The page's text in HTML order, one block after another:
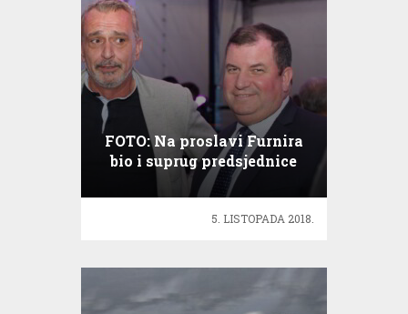
FOTO: Na proslavi Furnira
bio i suprug predsjednice
RH Jakov Kitarović
5. LISTOPADA 2018.